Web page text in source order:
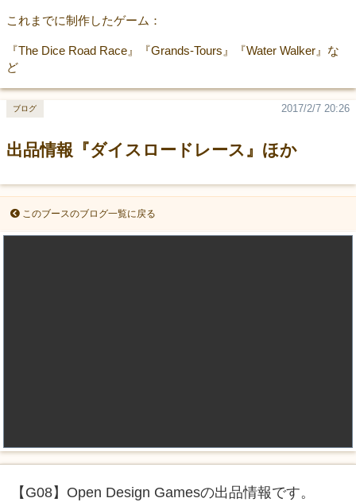
これまでに制作したゲーム：
『The Dice Road Race』『Grands-Tours』『Water Walker』な
ど
出品情報『ダイスロードレース』ほか
2017/2/7 20:26
ブログ
このブースのブログ一覧に戻る
【G08】Open Design Gamesの出品情報です。